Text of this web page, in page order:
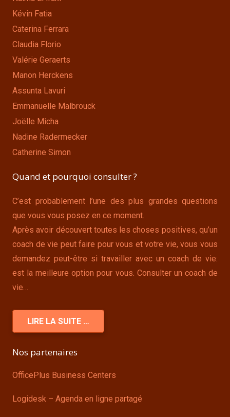
Kévin Fatia
Caterina Ferrara
Claudia Florio
Valérie Geraerts
Manon Herckens
Assunta Lavuri
Emmanuelle Malbrouck
Joëlle Micha
Nadine Radermecker
Catherine Simon
Quand et pourquoi consulter ?
C’est probablement l’une des plus grandes questions
que vous vous posez en ce moment.
Après avoir découvert toutes les choses positives, qu’un
coach de vie peut faire pour vous et votre vie, vous vous
demandez peut-être si travailler avec un coach de vie:
est la meilleure option pour vous. Consulter un coach de
vie…
LIRE LA SUITE …
Nos partenaires
OfficePlus Business Centers
Logidesk – Agenda en ligne partagé